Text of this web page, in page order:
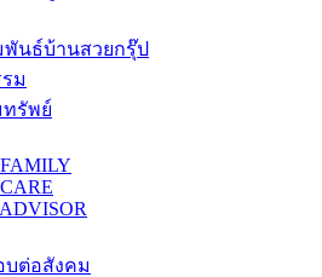
นธ์บ้านสวยกรุ๊ป
ม
รัพย์
บต่อสังคม